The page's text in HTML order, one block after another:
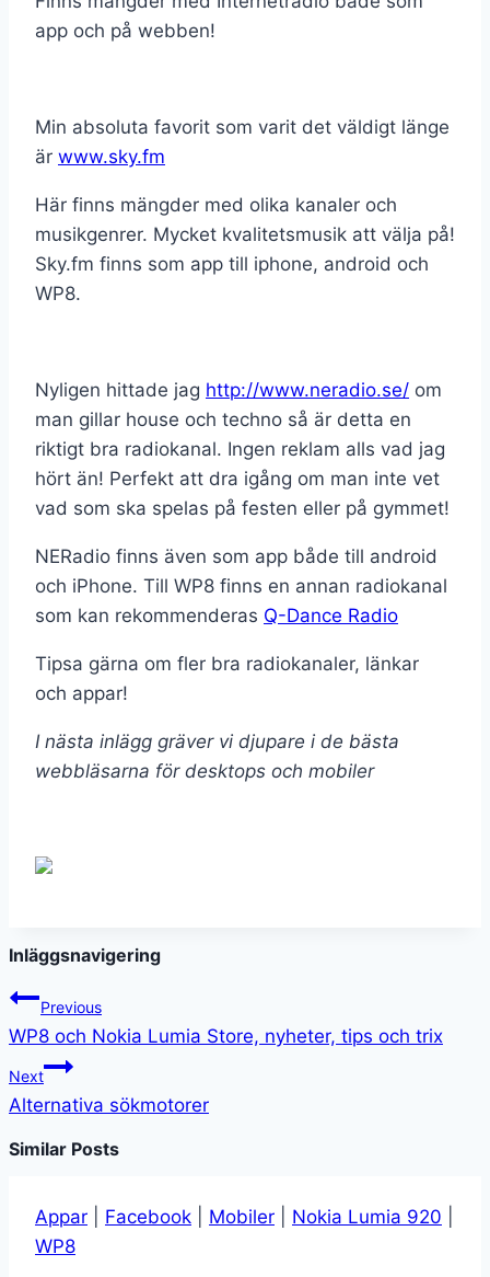
app och på webben!
Min absoluta favorit som varit det väldigt länge
är www.sky.fm
Här finns mängder med olika kanaler och
musikgenrer. Mycket kvalitetsmusik att välja på!
Sky.fm finns som app till iphone, android och
WP8.
Nyligen hittade jag http://www.neradio.se/ om
man gillar house och techno så är detta en
riktigt bra radiokanal. Ingen reklam alls vad jag
hört än! Perfekt att dra igång om man inte vet
vad som ska spelas på festen eller på gymmet!
NERadio finns även som app både till android
och iPhone. Till WP8 finns en annan radiokanal
som kan rekommenderas Q-Dance Radio
Tipsa gärna om fler bra radiokanaler, länkar
och appar!
I nästa inlägg gräver vi djupare i de bästa
webbläsarna för desktops och mobiler
Inläggsnavigering
Previous
WP8 och Nokia Lumia Store, nyheter, tips och trix
Next
Alternativa sökmotorer
Similar Posts
Appar Facebook Mobiler Nokia Lumia 920
WP8